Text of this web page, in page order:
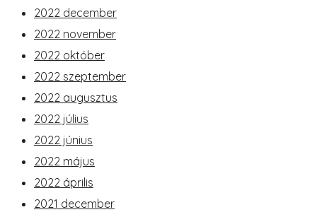
2022 december
2022 november
2022 október
2022 szeptember
2022 augusztus
2022 július
2022 június
2022 május
2022 április
2021 december